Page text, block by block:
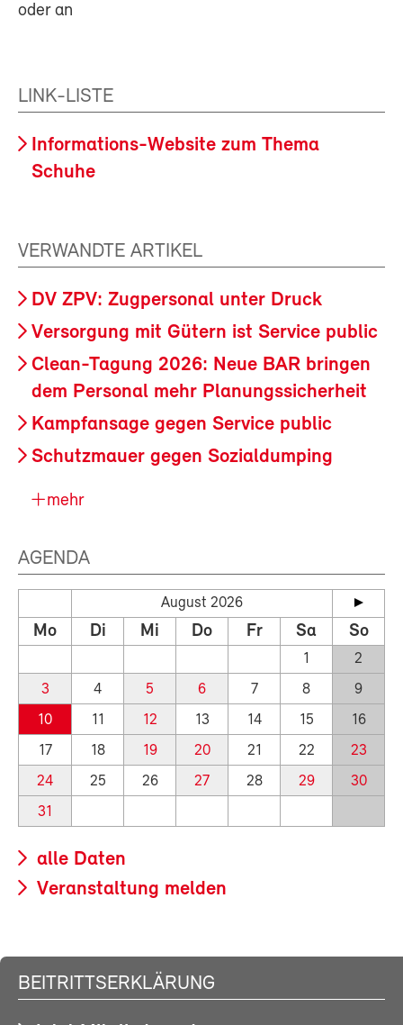
oder an
LINK-LISTE
Informations-Website zum Thema
Schuhe
VERWANDTE ARTIKEL
DV ZPV: Zugpersonal unter Druck
Versorgung mit Gütern ist Service public
Clean-Tagung 2026: Neue BAR bringen
dem Personal mehr Planungssicherheit
Kampfansage gegen Service public
Schutzmauer gegen Sozialdumping
mehr
AGENDA
August 2026
Mo Di Mi Do Fr Sa So
1
2
3
4 5 6 7 8
9
10
11 12 13 14 15
16
17
18 19 20 21 22
23
24
25 26 27 28 29
30
31
alle Daten
Veranstaltung melden
BEITRITTSERKLÄRUNG